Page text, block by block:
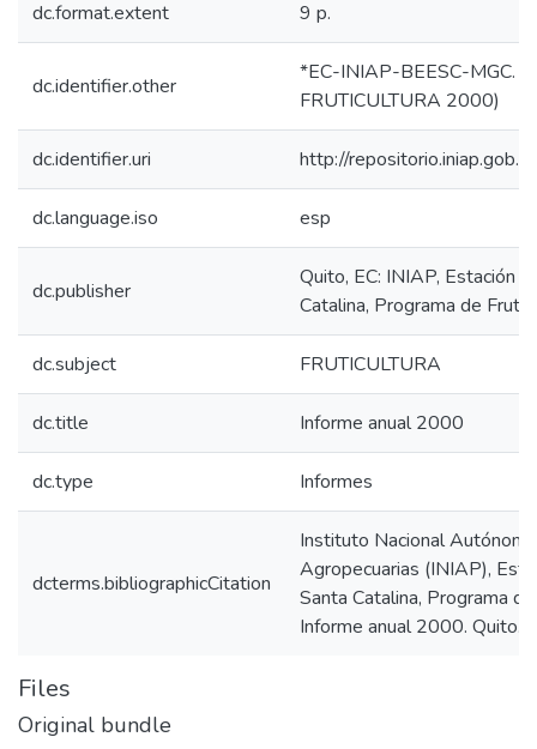
dc.format.extent 9 p.
dc.identifier.other
*EC-INIAP-BEESC-MGC.
FRUTICULTURA 2000)
dc.identifier.uri http://
dc.language.iso esp
dc.publisher
Quito, EC: INIAP, Estación
Catalina, Programa de
dc.subject FRUTICULTURA
dc.title Informe anual 2000
dc.type Informes
dcterms.bibliographicCitation
Instituto Nacional
Agropecuarias (INIAP),
Santa Catalina, Programa
Informe anual 2000. Quito.
Files
Original bundle